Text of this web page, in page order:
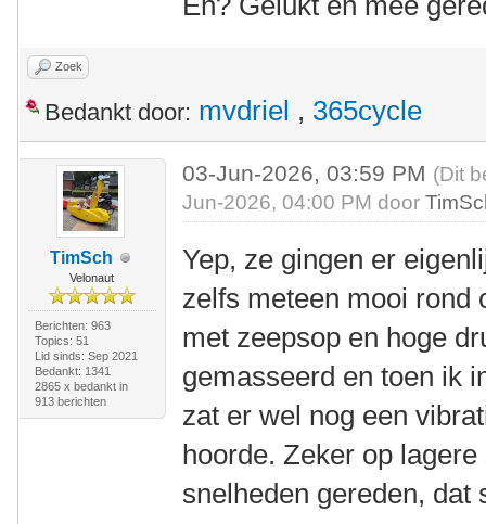
Zoek
Bedankt door: mvdriel , 365cycle
TimSch
Velonaut
Berichten: 963
Topics: 51
Lid sinds: Sep 2021
Bedankt: 1341
2865 x bedankt in
913 berichten
03-Jun-2026, 03:59 PM (Dit
Jun-2026, 04:00 PM door
Yep, ze gingen er
zelfs meteen mooi rond
met zeepsop en hoge
gemasseerd en toen ik
zat er wel nog een
hoorde. Zeker op
snelheden gereden,